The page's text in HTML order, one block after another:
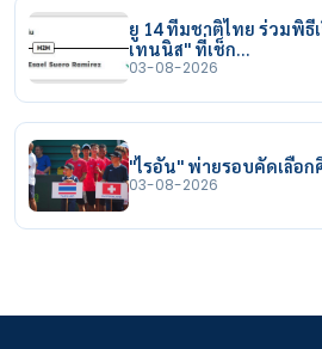
ยู 14 ทีมชาติไทย ร่วมพิธี
เทนนิส" ที่เช็ก…
03-08-2026
"ไรอัน" พ่ายรอบคัดเลือก
03-08-2026